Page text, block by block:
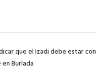
que el Izadi debe estar
Burlada